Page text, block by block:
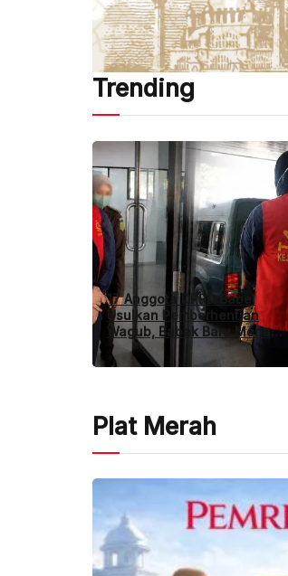
Trending
17 Anggota DPRD Babel
Usulkan Pemberhentian
Wagub, Babak Baru Menanti
Hellyana
Plat Merah